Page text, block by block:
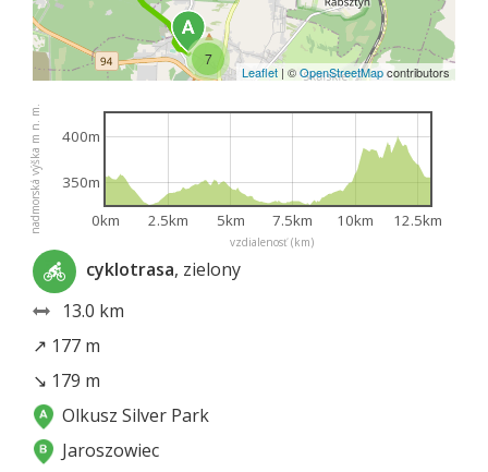
7
Leaflet | ©OpenStreetMapcontributors
vzdialenosť (km)
nadmorská výška m n. m. 0km 2.5km 5km 7.5km 10km 12.5km
350m
400m
cyklotrasa, zielony
13.0 km
↗ 177 m
↘ 179 m
Olkusz Silver Park
Jaroszowiec